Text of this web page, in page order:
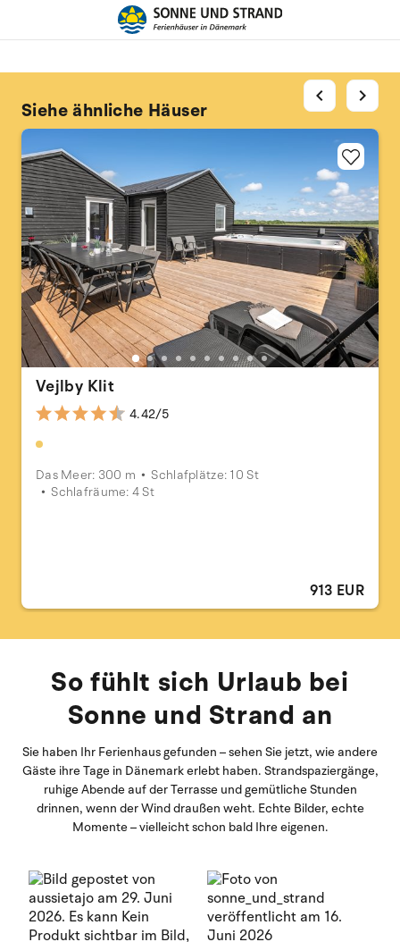
Siehe ähnliche Häuser
Vejlby Klit
4.42/5
Das Meer: 300 m
Schlafplätze: 10 St
Schlafräume: 4 St
913 EUR
chevron_left chevron_right
So fühlt sich Urlaub bei
Sonne und Strand an
Sie haben Ihr Ferienhaus gefunden – sehen Sie jetzt, wie andere
Gäste ihre Tage in Dänemark erlebt haben. Strandspaziergänge,
ruhige Abende auf der Terrasse und gemütliche Stunden
drinnen, wenn der Wind draußen weht. Echte Bilder, echte
Momente – vielleicht schon bald Ihre eigenen.